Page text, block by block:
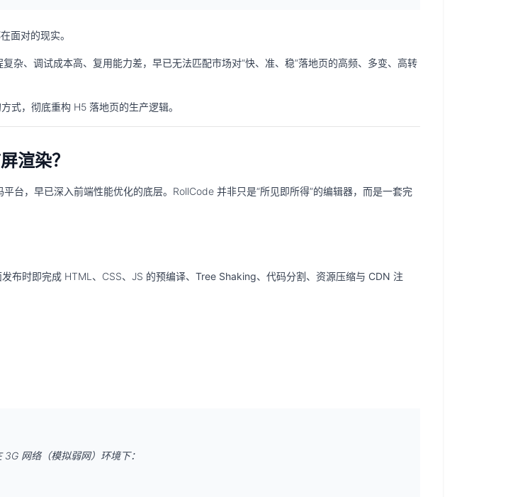
面对的现实。
杂、调试成本高、复用能力差，早已无法匹配市场对“快、准、稳”落地页的高频、多变、高转
方式，彻底重构 H5 落地页的生产逻辑。
渲染？
台，早已深入前端性能优化的底层。RollCode 并非只是“所见即所得”的编辑器，而是一套完
布时即完成 HTML、CSS、JS 的预编译、Tree Shaking、代码分割、资源压缩与 CDN 注
网络（模拟弱网）环境下：